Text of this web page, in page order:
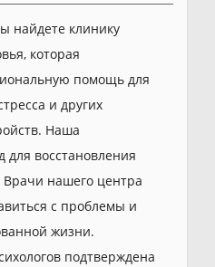
найдете клинику
которая
помощь для
и других
Наша
восстановления
Врачи нашего центра
с проблемы и
жизни.
подтверждена